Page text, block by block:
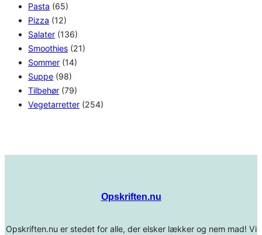
Pasta (65)
Pizza (12)
Salater (136)
Smoothies (21)
Sommer (14)
Suppe (98)
Tilbehør (79)
Vegetarretter (254)
Opskriften.nu
Opskriften.nu er stedet for alle, der elsker lækker og nem mad! Vi